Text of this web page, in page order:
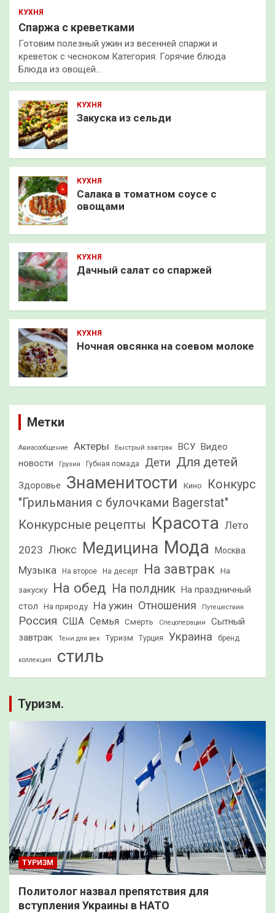
КУХНЯ
Спаржа с креветками
Готовим полезный ужин из весенней спаржи и
креветок с чесноком Категория: Горячие блюда
Блюда из овощей…
КУХНЯ
Закуска из сельди
КУХНЯ
Салака в томатном соусе с
овощами
КУХНЯ
Дачный салат со спаржей
КУХНЯ
Ночная овсянка на соевом молоке
Метки
Авиасообщение Актеры Быстрый завтрак ВСУ
Видео
новости
Грузия Губная помада Дети Для детей
Здоровье Знаменитости Кино
Конкурс
"Грильмания с булочками Bagerstat"
Конкурсные рецепты Красота Лето
2023 Люкс Медицина Мода Москва
Музыка На второе На десерт На завтрак На
закуску На обед На полдник
На праздничный
стол
На природу На ужин Отношения Путешествия
Россия США Семья Смерть Спецоперации
Сытный
завтрак
Тени для век Туризм Турция Украина бренд
коллекция стиль
Туризм.
ТУРИЗМ
Политолог назвал препятствия для
вступления Украины в НАТО